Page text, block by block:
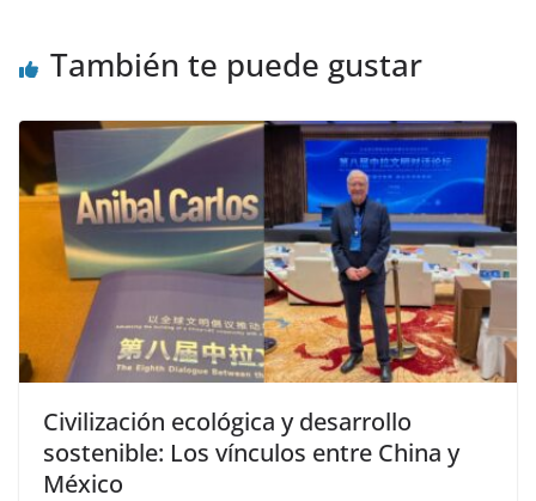
También te puede gustar
Civilización ecológica y desarrollo
sostenible: Los vínculos entre China y
México